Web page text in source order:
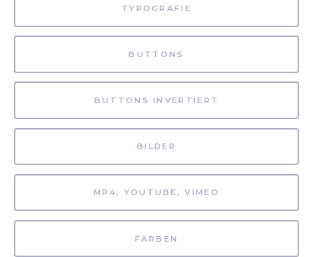
TYPOGRAFIE
BUTTONS
BUTTONS INVERTIERT
BILDER
MP4, YOUTUBE, VIMEO
FARBEN